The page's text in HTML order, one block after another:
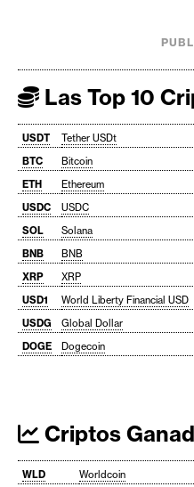
Las Top 10
USDT Tether USDt
BTC
Bitcoin
ETH
Ethereum
USDC
USDC
SOL
Solana
BNB
BNB
XRP
XRP
USD1
World Liberty Financial USD
USDG
Global Dollar
DOGE
Dogecoin
Criptos
WLD Worldcoin